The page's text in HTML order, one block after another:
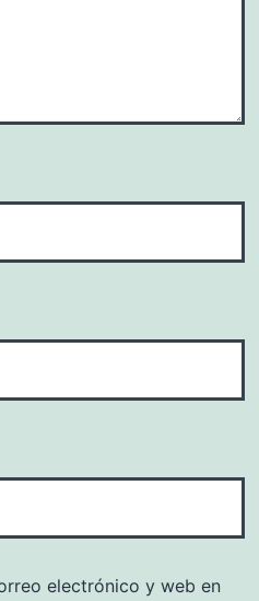
electrónico y web en